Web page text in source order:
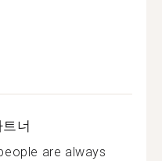
너
are always